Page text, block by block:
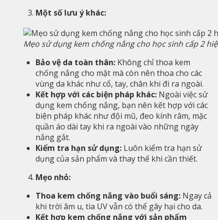
Một số lưu ý khác:
Mẹo sử dụng kem chống nắng cho học sinh cấp 2
Bảo vệ da toàn thân: Không chỉ thoa kem
chống nắng cho mặt mà còn nên thoa cho các
vùng da khác như cổ, tay, chân khi đi ra ngoài.
Kết hợp với các biện pháp khác: Ngoài việc sử
dụng kem chống nắng, bạn nên kết hợp với các
biện pháp khác như đội mũ, đeo kính râm, mặc
quần áo dài tay khi ra ngoài vào những ngày
nắng gắt.
Kiểm tra hạn sử dụng: Luôn kiểm tra hạn sử
dụng của sản phẩm và thay thế khi cần thiết.
Mẹo nhỏ:
Thoa kem chống nắng vào buổi sáng: Ngay cả
khi trời âm u, tia UV vẫn có thể gây hại cho da.
Kết hợp kem chống nắng với sản phẩm